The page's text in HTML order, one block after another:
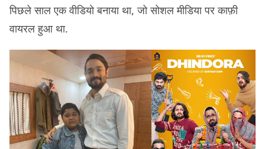
पिछले साल एक वीडियो बनाया था, जो सोशल मीडिया पर काफ़ी
वायरल हुआ था.